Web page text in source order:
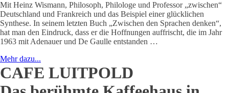
Mit Heinz Wismann, Philosoph, Philologe und Professor „zwischen“
Deutschland und Frankreich und das Beispiel einer glücklichen
Synthese. In seinem letzten Buch „Zwischen den Sprachen denken“,
hat man den Eindruck, dass er die Hoffnungen auffrischt, die im Jahr
1963 mit Adenauer und De Gaulle entstanden …
Mehr dazu...
CAFE LUITPOLD